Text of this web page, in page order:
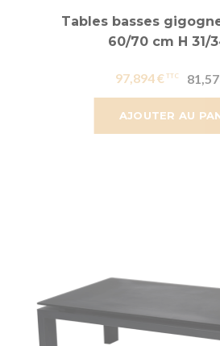
AJOUTER AU
Tables basses
60/70 cm H 31/
97,894 €